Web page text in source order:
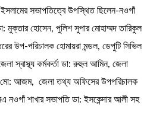
সভাপতিত্বে উপস্থিত ছিলেন-নওগাঁ
হোসেন, পুলিশ সুপার মোহাম্মদ তারিকুল
উপ-পরিচালক হোমায়রা মন্ডল, ডেপুটি সিভিল
স্বাস্থ্য কর্মকর্তা ডা: রুহুল আমিন, জেলা
মো: আজম, জেলা তথ্য অফিসের উপপরিচালক
শাখার সভাপতি ডা: ইসকেন্দার আলী সহ